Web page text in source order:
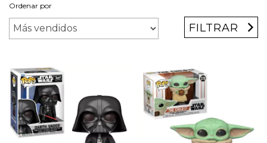
Ordenar por
FILTRAR